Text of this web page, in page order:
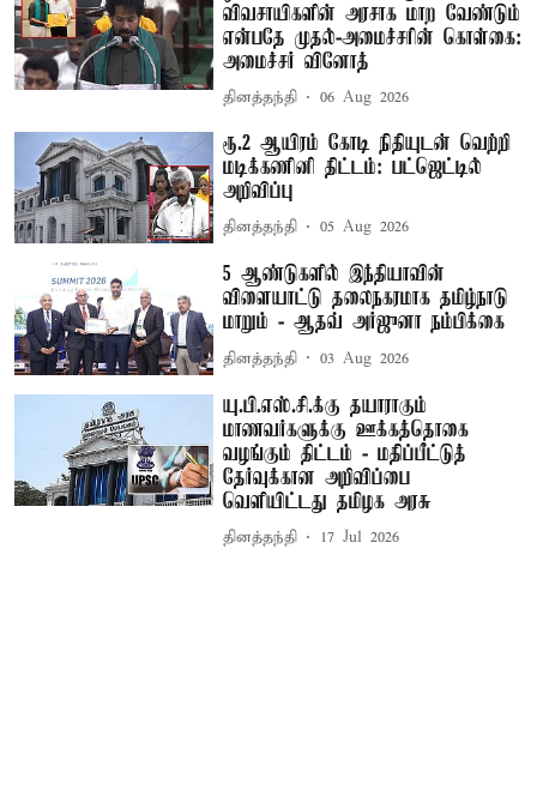
விவசாயிகளின் அரசாக மாற வேண்டும்
என்பதே முதல்-அமைச்சரின் கொள்கை:
அமைச்சர் வினோத்
தினத்தந்தி 06 Aug 2026
ரூ.2 ஆயிரம் கோடி நிதியுடன் வெற்றி
மடிக்கணினி திட்டம்: பட்ஜெட்டில்
அறிவிப்பு
தினத்தந்தி 05 Aug 2026
5 ஆண்டுகளில் இந்தியாவின்
விளையாட்டு தலைநகரமாக தமிழ்நாடு
மாறும் - ஆதவ் அர்ஜுனா நம்பிக்கை
தினத்தந்தி 03 Aug 2026
யு.பி.எஸ்.சி.க்கு தயாராகும்
மாணவர்களுக்கு ஊக்கத்தொகை
வழங்கும் திட்டம் - மதிப்பீட்டுத்
தேர்வுக்கான அறிவிப்பை
வெளியிட்டது தமிழக அரசு
தினத்தந்தி 17 Jul 2026